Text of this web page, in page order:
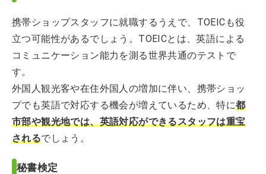
携帯ショップスタッフに就職するうえで、TOEICも役
立つ可能性があるでしょう。TOEICとは、英語による
コミュニケーション能力を測る世界共通のテストで
す。
外国人観光客や在住外国人の増加に伴い、携帯ショッ
プでも英語で対応する機会が増えているため、特に都
市部や観光地では、英語対応ができるスタッフは重宝
されるでしょう。
秘書検定